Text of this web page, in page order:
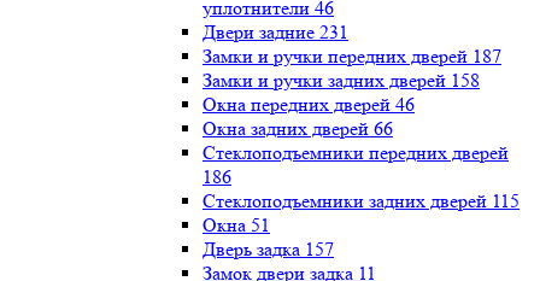
уплотнители 46
Двери задние 231
Замки и ручки передних дверей 187
Замки и ручки задних дверей 158
Окна передних дверей 46
Окна задних дверей 66
Стеклоподъемники передних дверей
186
Стеклоподъемники задних дверей 115
Окна 51
Дверь задка 157
Замок двери задка 11